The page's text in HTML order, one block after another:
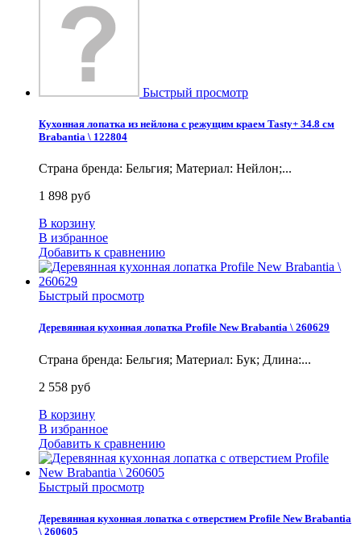
Быстрый просмотр
Кухонная лопатка из нейлона с режущим краем Tasty+ 34.8 см
Brabantia \ 122804
Страна бренда: Бельгия; Материал: Нейлон;...
1 898 руб
В корзину
В избранное
Добавить к сравнению
Быстрый просмотр
Деревянная кухонная лопатка Profile New Brabantia \ 260629
Страна бренда: Бельгия; Материал: Бук; Длина:...
2 558 руб
В корзину
В избранное
Добавить к сравнению
Быстрый просмотр
Деревянная кухонная лопатка с отверстием Profile New Brabantia
\ 260605